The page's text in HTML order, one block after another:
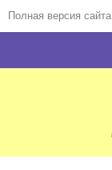
Полная версия сайта